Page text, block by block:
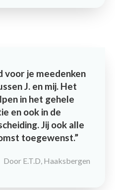
voor je meedenken
J. en mij. Het
in het gehele
en ook in de
Jij ook alle
toegewenst.
Door E.T.D, Haaksbergen